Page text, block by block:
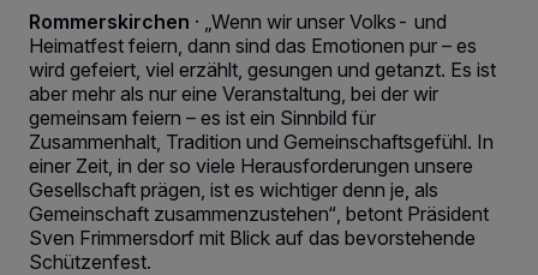
Rommerskirchen · „Wenn wir unser Volks- und
Heimatfest feiern, dann sind das Emotionen pur – es
wird gefeiert, viel erzählt, gesungen und getanzt. Es ist
aber mehr als nur eine Veranstaltung, bei der wir
gemeinsam feiern – es ist ein Sinnbild für
Zusammenhalt, Tradition und Gemeinschafts­gefühl. In
einer Zeit, in der so viele Herausforderungen unsere
Gesellschaft prägen, ist es wichtiger denn je, als
Gemeinschaft zusammenzustehen“, betont Präsident
Sven Frimmersdorf mit Blick auf das bevorstehende
Schützenfest.